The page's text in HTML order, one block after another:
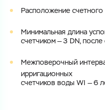
Расположение счетного
Минимальная длина
счетчиком — 3 DN, после
Межповерочный
ирригационных
счетчиков воды WI — 6